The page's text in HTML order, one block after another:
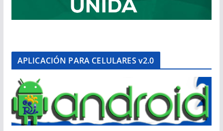
APLICACIÓN PARA CELULARES v2.0